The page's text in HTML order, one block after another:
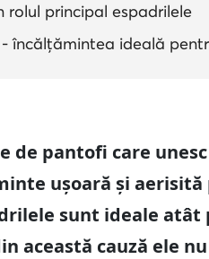
rolul principal espadrilele
încălțămintea ideală
de pantofi care
ușoară și
sunt ideale
această cauză ele